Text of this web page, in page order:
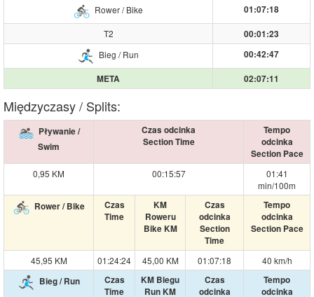
Rower / Bike
01:07:18
T2
00:01:23
Bieg / Run
00:42:47
META 02:07:11
Międzyczasy / Splits:
Pływanie /
Swim
Czas odcinka
Section Time
Tempo
odcinka
Section Pace
0,95 KM
00:15:57
01:41
min/100m
Rower / Bike
Czas
Time
KM
Roweru
Bike KM
Czas
odcinka
Section
Time
Tempo
odcinka
Section Pace
45,95 KM 01:24:24 45,00 KM 01:07:18
40 km/h
Bieg / Run
Czas
Time
KM Biegu
Run KM
Czas
odcinka
Tempo
odcinka